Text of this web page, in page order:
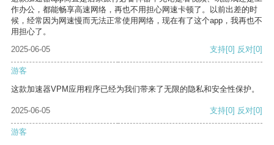
作办公，都能畅享高速网络，再也不用担心网速卡顿了。以前出差的时
候，经常因为网速慢而无法正常使用网络，现在有了这个app，我再也不
用担心了。
2025-06-05
支持[0] 反对[0]
游客
这款加速器VPM应用程序已经为我们带来了无限的隐私和安全性保护。
2025-06-05 支持[0] 反对[0]
游客